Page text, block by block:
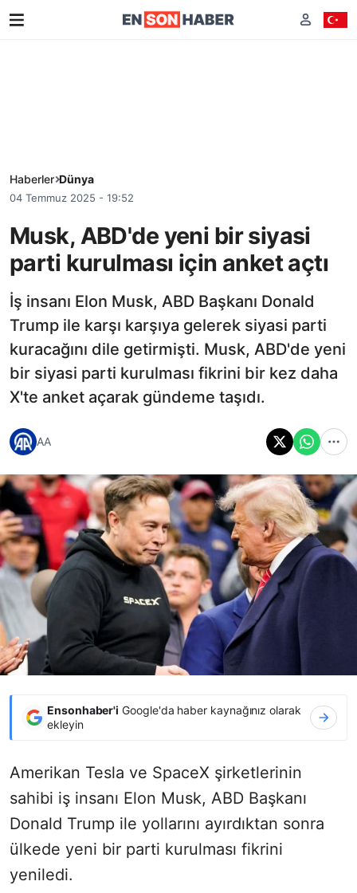
Haberler Dünya
04 Temmuz 2025 - 19:52
Musk, ABD'de yeni bir siyasi
parti kurulması için anket açtı
İş insanı Elon Musk, ABD Başkanı Donald
Trump ile karşı karşıya gelerek siyasi parti
kuracağını dile getirmişti. Musk, ABD'de yeni
bir siyasi parti kurulması fikrini bir kez daha
X'te anket açarak gündeme taşıdı.
AA
Ensonhaber'i Google'da haber kaynağınız olarak
ekleyin
Amerikan Tesla ve SpaceX şirketlerinin
sahibi iş insanı Elon Musk, ABD Başkanı
Donald Trump ile yollarını ayırdıktan sonra
ülkede yeni bir parti kurulması fikrini
yeniledi.